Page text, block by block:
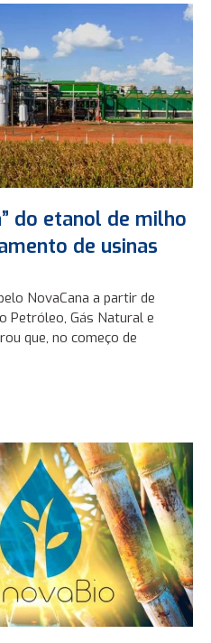
do etanol de milho
de usinas
NovaCana a partir de
Petróleo, Gás Natural e
que, no começo de